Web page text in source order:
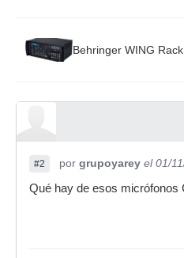
Behringer WING Rack
#2 por grupoyarey el 01/
Qué hay de esos micrófonos